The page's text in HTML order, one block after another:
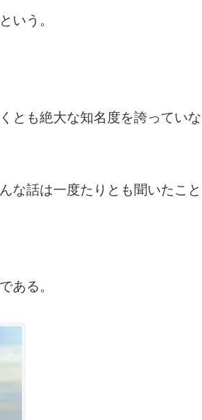
いう。
とも絶大な知名度を誇っていな
な話は一度たりとも聞いたこと
ある。